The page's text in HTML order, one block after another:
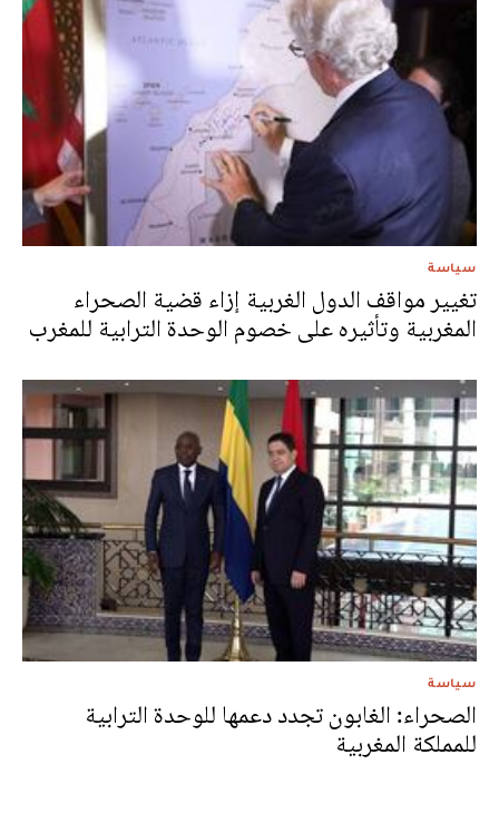
سياسة
تغيير مواقف الدول الغربية إزاء قضية الصحراء
المغربية وتأثيره على خصوم الوحدة الترابية للمغرب
سياسة
الصحراء: الغابون تجدد دعمها للوحدة الترابية
للمملكة المغربية